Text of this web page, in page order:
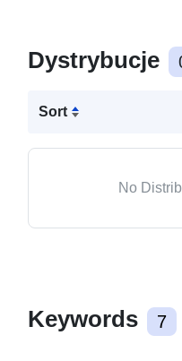
Dystrybucje
Sort
No
Keywords 7